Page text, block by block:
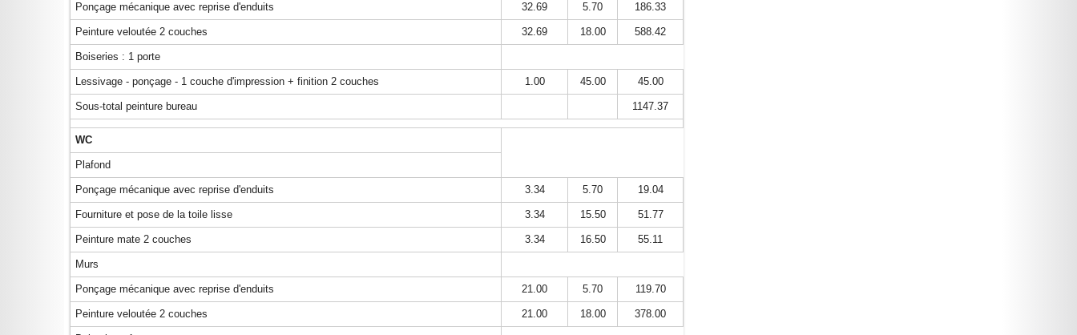
Ponçage mécanique avec reprise d'enduits 32.69 5.70 186.33
Peinture veloutée 2 couches 32.69 18.00 588.42
Boiseries : 1 porte
Lessivage - ponçage - 1 couche d'impression + finition 2 couches 1.00 45.00 45.00
Sous-total peinture bureau 1147.37
WC
Plafond
Ponçage mécanique avec reprise d'enduits 3.34 5.70 19.04
Fourniture et pose de la toile lisse 3.34 15.50 51.77
Peinture mate 2 couches 3.34 16.50 55.11
Murs
Ponçage mécanique avec reprise d'enduits 21.00 5.70 119.70
Peinture veloutée 2 couches 21.00 18.00 378.00